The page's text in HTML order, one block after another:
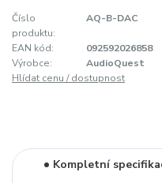
Číslo
produktu:
AQ-B-DAC
EAN kód:
092592026858
Výrobce:
AudioQuest
Hlídat cenu / dostupnost
Kompletní